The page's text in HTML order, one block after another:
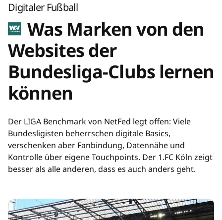
Digitaler Fußball
Was Marken von den
Websites der
Bundesliga-Clubs lernen
können
Der LIGA Benchmark von NetFed legt offen: Viele
Bundesligisten beherrschen digitale Basics,
verschenken aber Fanbindung, Datennähe und
Kontrolle über eigene Touchpoints. Der 1.FC Köln zeigt
besser als alle anderen, dass es auch anders geht.